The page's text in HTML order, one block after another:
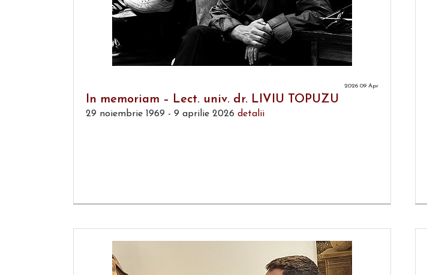
2026 09 Apr
In memoriam – Lect. univ. dr. LIVIU TOPUZU
29 noiembrie 1969 - 9 aprilie 2026 detalii